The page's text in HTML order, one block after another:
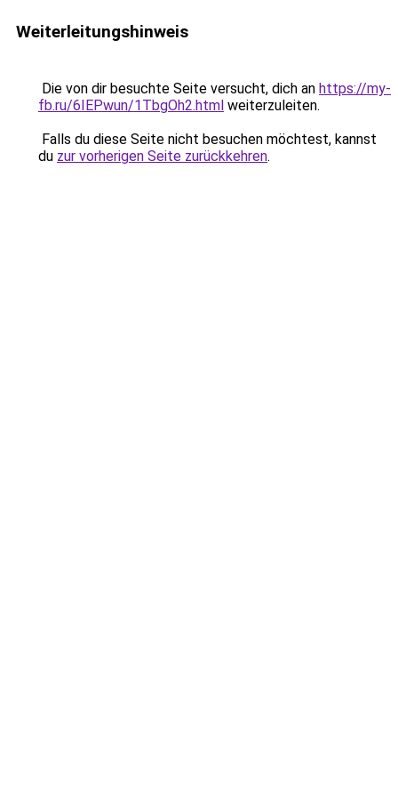
Weiterleitungshinweis
Die von dir besuchte Seite versucht, dich an https://my-
fb.ru/6IEPwun/1TbgOh2.html weiterzuleiten.
Falls du diese Seite nicht besuchen möchtest, kannst
du zur vorherigen Seite zurückkehren.